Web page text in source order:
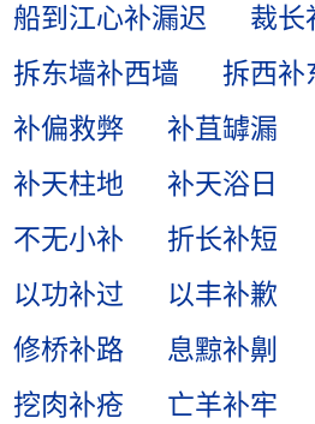
船到江心补漏迟
裁长
拆东墙补西墙
拆西补
补偏救弊
补苴罅漏
补天柱地
补天浴日
不无小补
折长补短
以功补过
以丰补歉
修桥补路
息黥补劓
挖肉补疮
亡羊补牢